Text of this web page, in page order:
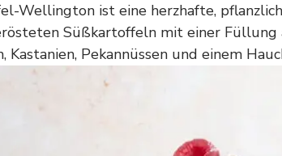
Wellington ist eine herzhafte,
Süßkartoffeln mit einer Füllung
Kastanien, Pekannüssen und einem